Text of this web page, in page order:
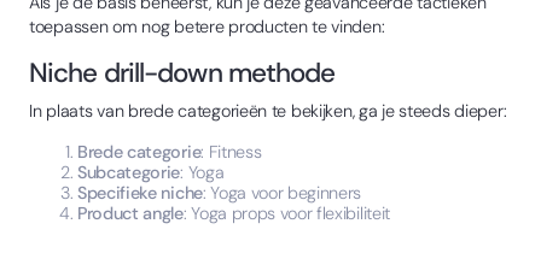
toepassen om nog betere producten te vinden:
Niche drill-down methode
In plaats van brede categorieën te bekijken, ga je steeds dieper:
Brede categorie: Fitness
Subcategorie: Yoga
Specifieke niche: Yoga voor beginners
Product angle: Yoga props voor flexibiliteit